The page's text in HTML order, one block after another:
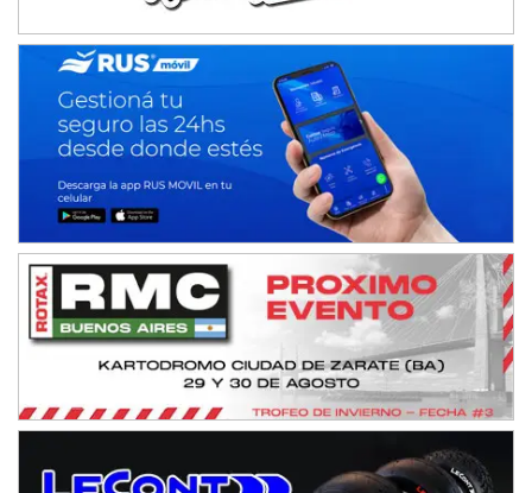
Ramiro Tot (Asfalto)
Baradero (Buenos Aires)
KDO - F6
Ciudad de Trenque Lauquen (Asfalto)
Trenque Lauquen (Buenos Aires)
Parque de la Velocidad (Asfalto)
Villaguay (Entre Ríos)
VICTORIENSE - F7
El Cerro (Tierra)
Victoria (Entre Ríos)
PATAGONICO - F6
Moto Club Reginense (Tierra)
Humboldt (Santa Fe)